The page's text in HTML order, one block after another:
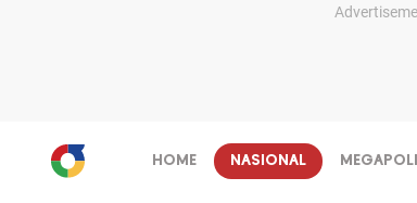
HOME NASIONAL